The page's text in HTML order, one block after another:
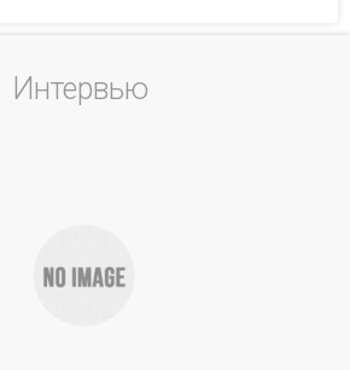
Интервью